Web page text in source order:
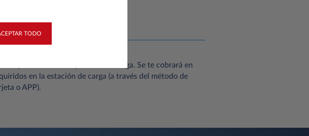
hayas terminado el proceso de carga. Se te cobrará en
en la estación de carga (a través del método de
o APP).
TODO